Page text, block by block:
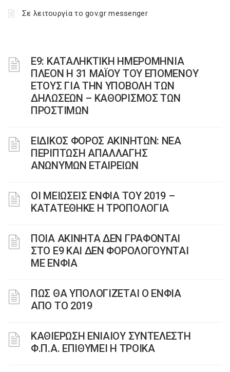
Σε λειτουργία το gov.gr messenger
Ε9: ΚΑΤΑΛΗΚΤΙΚΗ ΗΜΕΡΟΜΗΝΙΑ
ΠΛΕΟΝ Η 31 ΜΑΪΟΥ ΤΟΥ ΕΠΟΜΕΝΟΥ
ΕΤΟΥΣ ΓΙΑ ΤΗΝ ΥΠΟΒΟΛΗ ΤΩΝ
ΔΗΛΩΣΕΩΝ – ΚΑΘΟΡΙΣΜΟΣ ΤΩΝ
ΠΡΟΣΤΙΜΩΝ
ΕΙΔΙΚΟΣ ΦΟΡΟΣ ΑΚΙΝΗΤΩΝ: ΝΕΑ
ΠΕΡΙΠΤΩΣΗ ΑΠΑΛΛΑΓΗΣ
ΑΝΩΝΥΜΩΝ ΕΤΑΙΡΕΙΩΝ
ΟΙ ΜΕΙΩΣΕΙΣ ΕΝΦΙΑ ΤΟΥ 2019 –
ΚΑΤΑΤΕΘΗΚΕ Η ΤΡΟΠΟΛΟΓΙΑ
ΠΟΙΑ ΑΚΙΝΗΤΑ ΔΕΝ ΓΡΑΦΟΝΤΑΙ
ΣΤΟ Ε9 ΚΑΙ ΔΕΝ ΦΟΡΟΛΟΓΟΥΝΤΑΙ
ΜΕ ΕΝΦΙΑ
ΠΩΣ ΘΑ ΥΠΟΛΟΓΙΖΕΤΑΙ Ο ΕΝΦΙΑ
ΑΠΟ ΤΟ 2019
ΚΑΘΙΕΡΩΣΗ ΕΝΙΑΙΟΥ ΣΥΝΤΕΛΕΣΤΗ
Φ.Π.Α. ΕΠΙΘΥΜΕΙ Η ΤΡΟΙΚΑ